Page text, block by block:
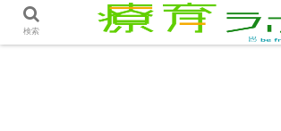
ホーム コラム 子どもの観察力
検索